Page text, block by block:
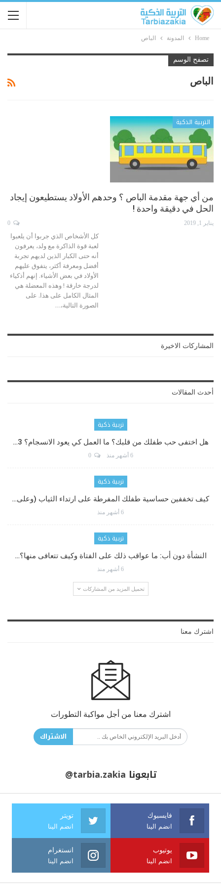
Home المدونة الباص
تصفح الوسم
الباص
التربية الذكية
من أي جهة مقدمة الباص ؟ وحدهم الأولاد يستطيعون إيجاد
الحل في دقيقة واحدة !
يناير 1, 2019
كل الأشخاص الذي جربوا أن يلعبوا
لعبة قوة الذاكرة مع ولد، يعرفون
أنه حتى الكبار الذين لديهم تجربة
أفضل ومعرفة أكثر، يتفوق عليهم
الأولاد في بعض الأشياء. إنهم أذكياء
لدرجة خارقة ! وهذه المعضلة هي
المثال الكامل على هذا. على
الصورة التالية،…
المشاركات الاخيرة
أحدث المقالات
تربية ذكية
هل اختفى حب طفلك من قلبك؟ ما العمل كي يعود الانسجام؟ 3…
6 أشهر منذ 0
تربية ذكية
كيف تخففين حساسية طفلك المفرطة على ارتداء الثياب (وعلى…
6 أشهر منذ
تربية ذكية
النشأة دون أب: ما عواقب ذلك على الفتاة وكيف تتعافى منها؟…
6 أشهر منذ
تحميل المزيد من المشاركات
اشترك معنا
اشترك معنا من أجل مواكبة التطورات
الاشتراك
تابعونا @tarbia.zakia
فايسبوك
انضم الينا
تويتر
انضم الينا
يوتيوب
انضم الينا
انستغرام
انضم الينا